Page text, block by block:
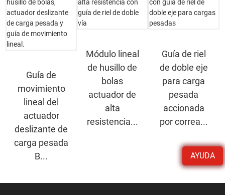
AYUDA
Guía de
movimiento
lineal del
actuador
deslizante de
carga pesada
B...
Módulo lineal
de husillo de
bolas
actuador de
alta
resistencia...
Guía de riel
de doble eje
para carga
pesada
accionada
por correa...